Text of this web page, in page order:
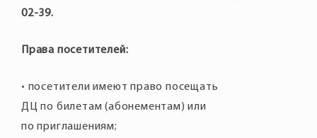
02-39.
Права посетителей:
• посетители имеют право посещать
ДЦ по билетам (абонементам) или
по приглашениям;